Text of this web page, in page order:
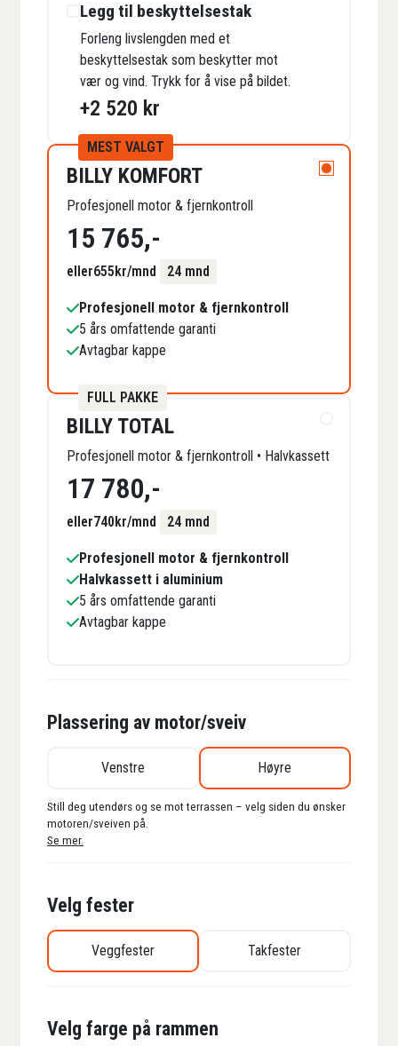
Legg til beskyttelsestak
Forleng livslengden med et
beskyttelsestak som beskytter mot
vær og vind. Trykk for å vise på bildet.
+2 520 kr
MEST VALGT
BILLY KOMFORT
Profesjonell motor & fjernkontroll
15 765,-
eller655 kr/mnd 24 mnd
Profesjonell motor & fjernkontroll
5 års omfattende garanti
Avtagbar kappe
FULL PAKKE
BILLY TOTAL
Profesjonell motor & fjernkontroll • Halvkassett
17 780,-
eller740 kr/mnd 24 mnd
Profesjonell motor & fjernkontroll
Halvkassett i aluminium
5 års omfattende garanti
Avtagbar kappe
Plassering av motor/sveiv
Venstre Høyre
Still deg utendørs og se mot terrassen – velg siden du ønsker
motoren/sveiven på.
Se mer.
Velg fester
Veggfester Takfester
Velg farge på rammen